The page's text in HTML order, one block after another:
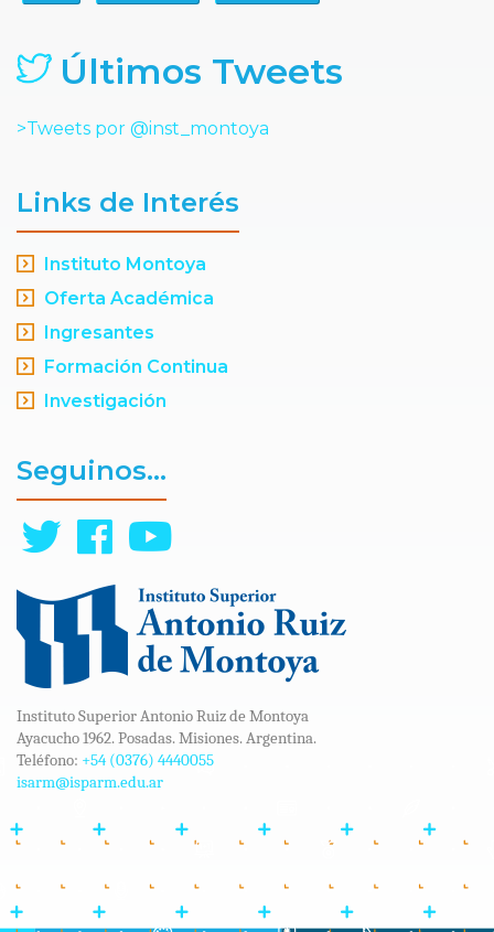
Últimos Tweets
>Tweets por @inst_montoya
Links de Interés
Instituto Montoya
Oferta Académica
Ingresantes
Formación Continua
Investigación
Seguinos...
Instituto Superior Antonio Ruiz de Montoya
Ayacucho 1962. Posadas. Misiones. Argentina.
Teléfono: +54 (0376) 4440055
isarm@isparm.edu.ar